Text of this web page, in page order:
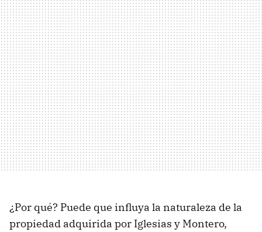
¿Por qué? Puede que influya la naturaleza de la
propiedad adquirida por Iglesias y Montero,